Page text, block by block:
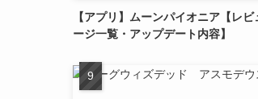
【アプリ】ムーンパイオニア【レ
ージ一覧・アップデート内容】